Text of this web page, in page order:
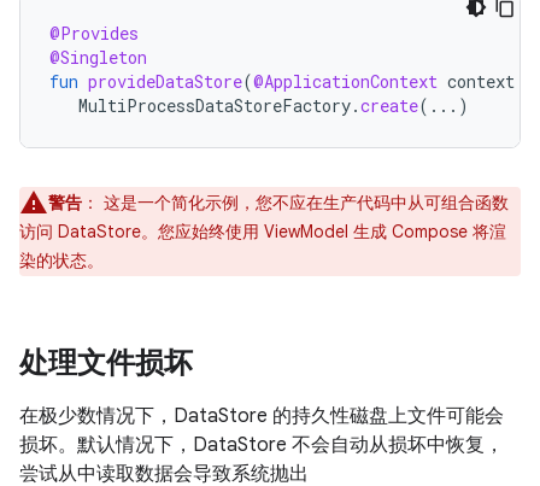
@Provides
@Singleton
fun provideDataStore(@ApplicationContext context
MultiProcessDataStoreFactory.create(...)
警告 ： 这是一个简化示例，您不应在生产代码中从可组合函数
访问 DataStore。您应始终使用 ViewModel 生成 Compose 将渲
染的状态。
处理文件损坏
在极少数情况下，DataStore 的持久性磁盘上文件可能会
损坏。默认情况下，DataStore 不会自动从损坏中恢复，
尝试从中读取数据会导致系统抛出